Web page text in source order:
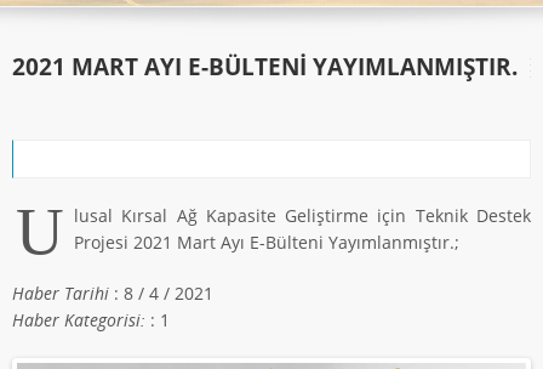
2021 MART AYI E-BÜLTENI YAYIMLANMIŞTIR.
U lusal Kırsal Ağ Kapasite Geliştirme için Teknik Destek
Projesi 2021 Mart Ayı E-Bülteni Yayımlanmıştır.;
Haber Tarihi : 8 / 4 / 2021
Haber Kategorisi: : 1